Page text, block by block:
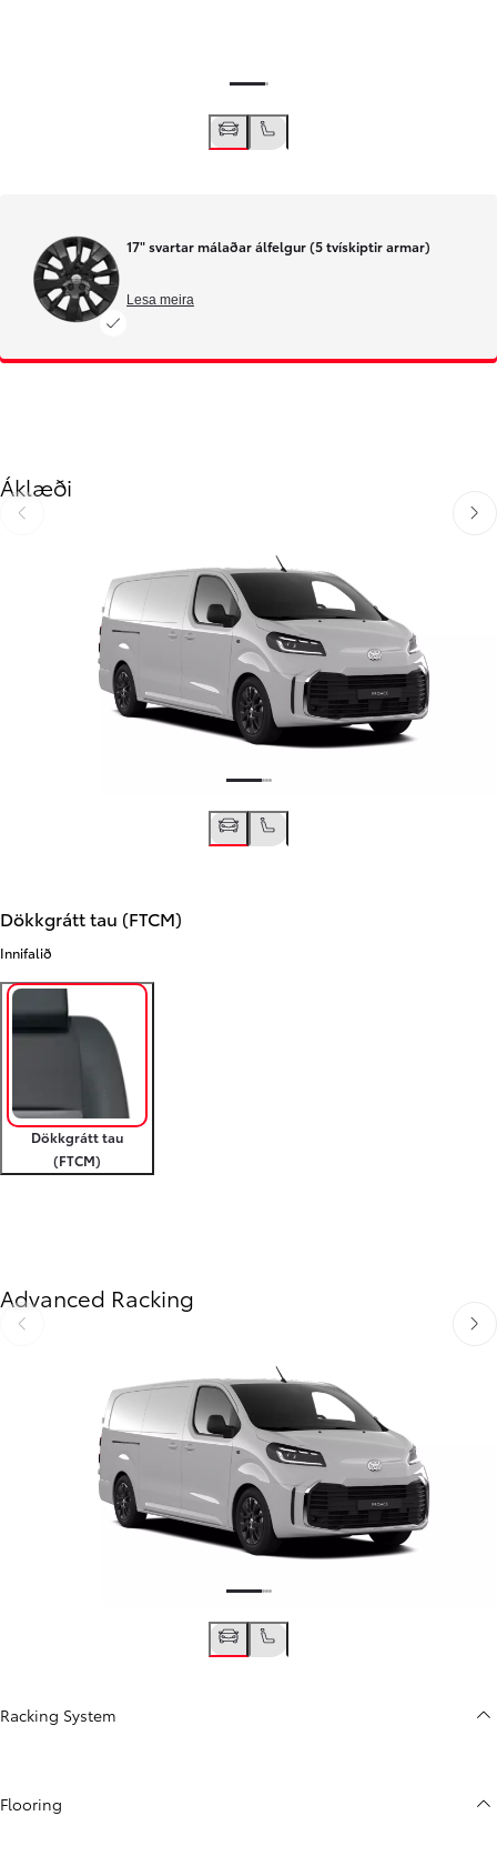
17" svartar málaðar álfelgur (5 tvískiptir armar)
Lesa meira
Áklæði
Til baka
Dökkgrátt tau (FTCM)
Innifalið
Dökkgrátt tau
(FTCM)
Advanced Racking
Til baka
Racking System
Flooring